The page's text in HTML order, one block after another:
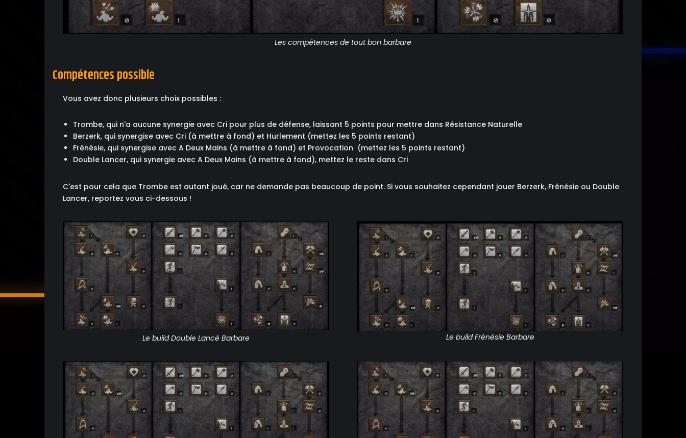
Les compétences de tout bon barbare
Compétences possible
Vous avez donc plusieurs choix possibles :
Trombe, qui n'a aucune synergie avec Cri pour plus de défense, laissant 5 points pour mettre dans Résistance Naturelle
Berzerk, qui synergise avec Cri (à mettre à fond) et Hurlement (mettez les 5 points restant)
Frénésie, qui synergise avec A Deux Mains (à mettre à fond) et Provocation (mettez les 5 points restant)
Double Lancer, qui synergie avec A Deux Mains (à mettre à fond), mettez le reste dans Cri
C'est pour cela que Trombe est autant joué, car ne demande pas beaucoup de point. Si vous souhaitez cependant jouer Berzerk, Frénésie ou Double
Lancer, reportez vous ci-dessous !
Le build Double Lancé Barbare Le build Frénésie Barbare